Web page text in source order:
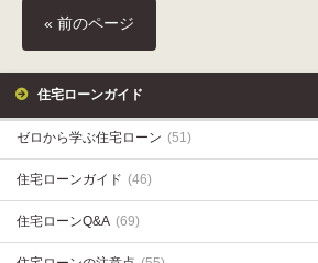
« 前のページ
住宅ローンガイド
ゼロから学ぶ住宅ローン (51)
住宅ローンガイド (46)
住宅ローンQ&A (69)